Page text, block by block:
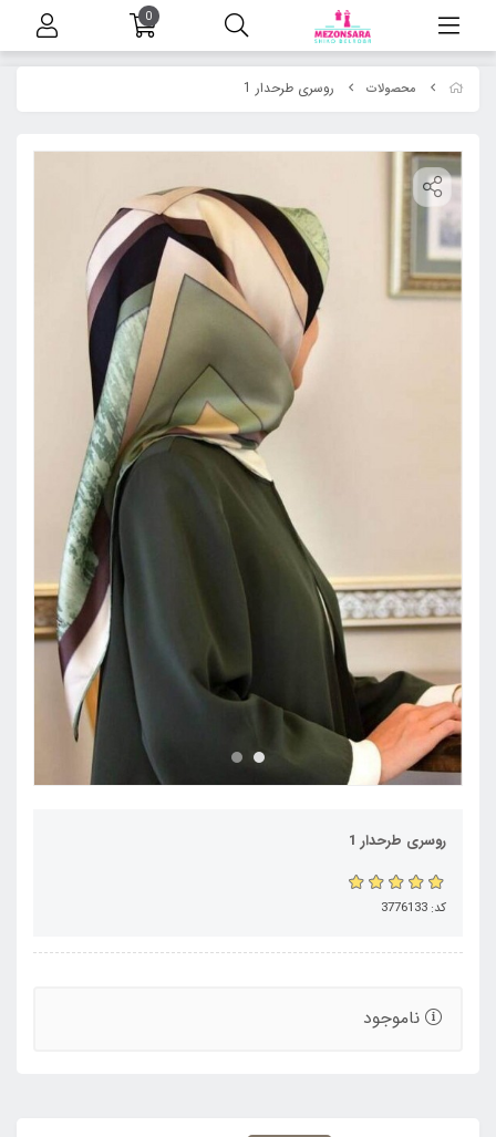
محصولات روسری طرحدار 1
روسری طرحدار 1
کد: 3776133
ناموجود
0